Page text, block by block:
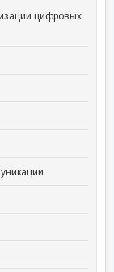
цифровых